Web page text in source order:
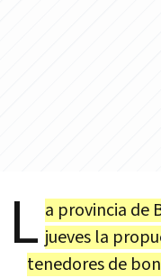
L a provincia de
jueves la
tenedores de